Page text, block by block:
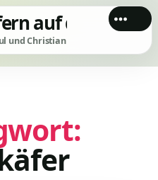
auf der Spur!
und Christian